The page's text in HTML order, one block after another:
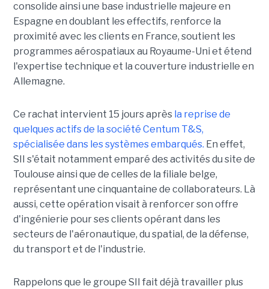
consolide ainsi une base industrielle majeure en
Espagne en doublant les effectifs, renforce la
proximité avec les clients en France, soutient les
programmes aérospatiaux au Royaume-Uni et étend
l'expertise technique et la couverture industrielle en
Allemagne.
Ce rachat intervient 15 jours après la reprise de
quelques actifs de la société Centum T&S,
spécialisée dans les systèmes embarqués. En effet,
SII s'était notamment emparé des activités du site de
Toulouse ainsi que de celles de la filiale belge,
représentant une cinquantaine de collaborateurs. Là
aussi, cette opération visait à renforcer son offre
d'ingénierie pour ses clients opérant dans les
secteurs de l'aéronautique, du spatial, de la défense,
du transport et de l'industrie.
Rappelons que le groupe SII fait déjà travailler plus